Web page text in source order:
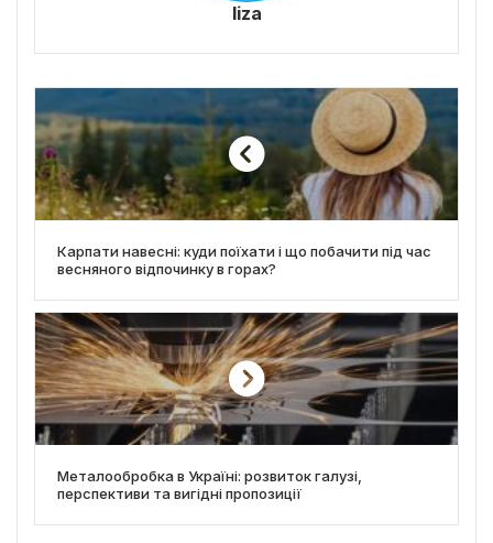
liza
Карпати навесні: куди поїхати і що побачити під час
весняного відпочинку в горах?
Металообробка в Україні: розвиток галузі,
перспективи та вигідні пропозиції